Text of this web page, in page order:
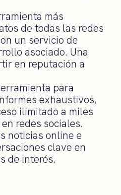
más
de todas las redes
un servicio de
asociado. Una
en reputación a
para
exhaustivos,
ilimitado a miles
redes sociales.
noticias online e
clave en
de interés.